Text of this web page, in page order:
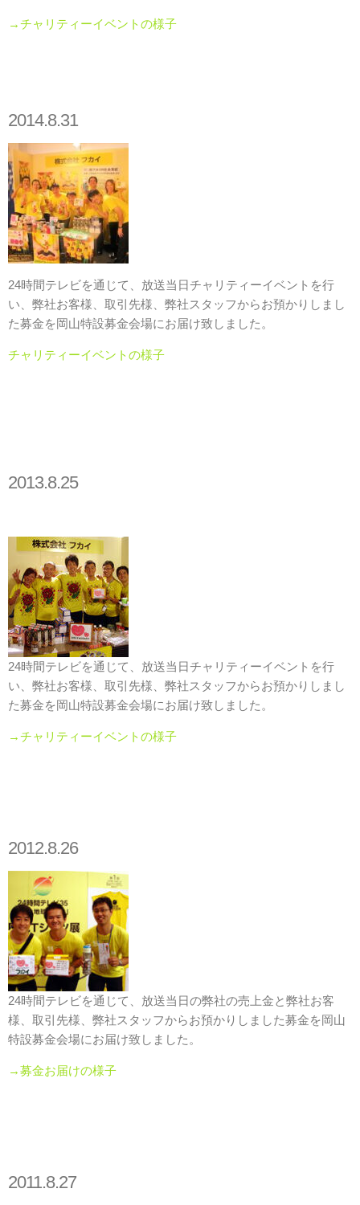
→チャリティーイベントの様子
2014.8.31
24時間テレビを通じて、放送当日チャリティーイベントを行
い、弊社お客様、取引先様、弊社スタッフからお預かりしまし
た募金を岡山特設募金会場にお届け致しました。
チャリティーイベントの様子
2013.8.25
24時間テレビを通じて、放送当日チャリティーイベントを行
い、弊社お客様、取引先様、弊社スタッフからお預かりしまし
た募金を岡山特設募金会場にお届け致しました。
→チャリティーイベントの様子
2012.8.26
24時間テレビを通じて、放送当日の弊社の売上金と弊社お客
様、取引先様、弊社スタッフからお預かりしました募金を岡山
特設募金会場にお届け致しました。
→募金お届けの様子
2011.8.27